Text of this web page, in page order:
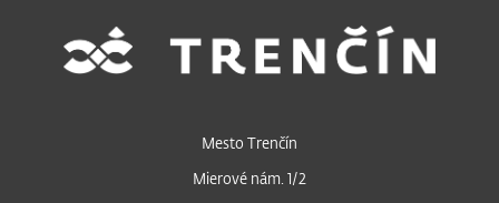
Mesto Trenčín
Mierové nám. 1/2